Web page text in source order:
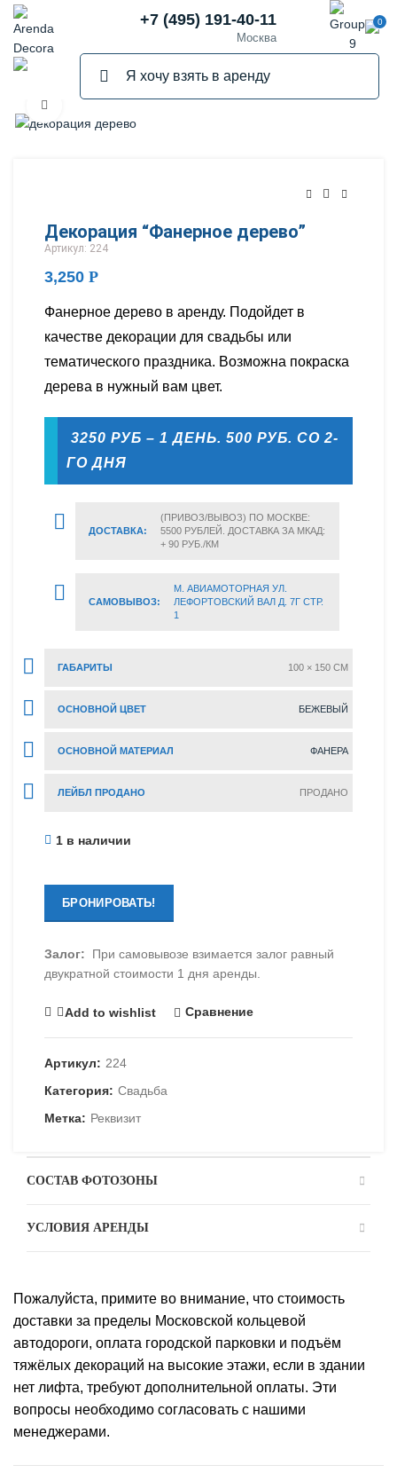
+7 (495) 191-40-11
Москва
0
Декорация “Фанерное дерево”
Артикул: 224
3,250 Р
Фанерное дерево в аренду. Подойдет в
качестве декорации для свадьбы или
тематического праздника. Возможна покраска
дерева в нужный вам цвет.
3250 РУБ – 1 ДЕНЬ. 500 РУБ. СО 2-
ГО ДНЯ
ДОСТАВКА:
(ПРИВОЗ/ВЫВОЗ) ПО МОСКВЕ:
5500 РУБЛЕЙ. ДОСТАВКА ЗА МКАД:
+ 90 РУБ./КМ
САМОВЫВОЗ:
М. АВИАМОТОРНАЯ УЛ.
ЛЕФОРТОВСКИЙ ВАЛ Д. 7Г СТР.
1
ГАБАРИТЫ 100 × 150 CM
ОСНОВНОЙ ЦВЕТ БЕЖЕВЫЙ
ОСНОВНОЙ МАТЕРИАЛ ФАНЕРА
ЛЕЙБЛ ПРОДАНО ПРОДАНО
1 в наличии
БРОНИРОВАТЬ!
Залог: При самовывозе взимается залог равный
двукратной стоимости 1 дня аренды.
Add to wishlist Сравнение
Артикул: 224
Категория: Свадьба
Метка: Реквизит
СОСТАВ ФОТОЗОНЫ
УСЛОВИЯ АРЕНДЫ
Пожалуйста, примите во внимание, что стоимость
доставки за пределы Московской кольцевой
автодороги, оплата городской парковки и подъём
тяжёлых декораций на высокие этажи, если в здании
нет лифта, требуют дополнительной оплаты. Эти
вопросы необходимо согласовать с нашими
менеджерами.